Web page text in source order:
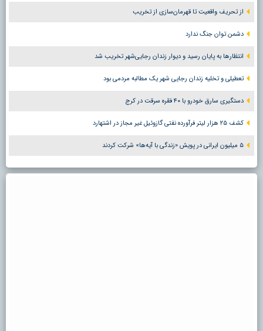
از تحریف واقعیت تا قهرمان‌سازی از تخریب
دشمن توان جنگ ندارد
انتظارها به پایان رسید و دیوار زندان رجایی‌شهر تخریب شد
تعطیلی و تخلیه زندان رجایی شهر یک مطالبه مردمی بود
دستگیری سارق خودرو با ۴۰ فقره سرقت در کرج
کشف ۲۵ هزار لیتر فرآورده نفتی گازوئیل غیر مجاز در اشتهارد
۵ میلیون ایرانی در پویش «زندگی با آیه‌ها» شرکت کردند